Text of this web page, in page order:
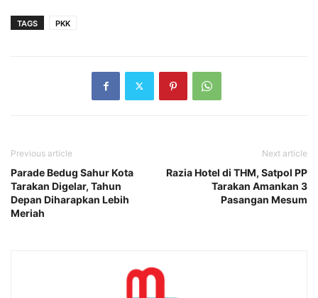
TAGS PKK
Previous article
Parade Bedug Sahur Kota
Tarakan Digelar, Tahun
Depan Diharapkan Lebih
Meriah
Next article
Razia Hotel di THM, Satpol PP
Tarakan Amankan 3
Pasangan Mesum